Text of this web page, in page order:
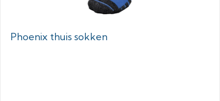
Phoenix thuis sokken